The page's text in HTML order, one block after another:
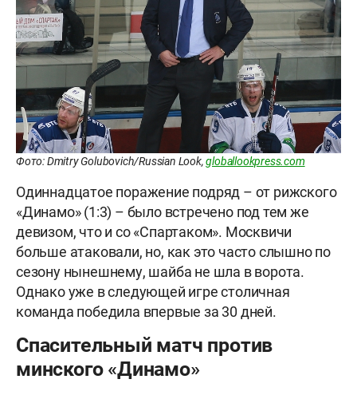
Фото: Dmitry Golubovich/Russian Look,globallookpress.com
Одиннадцатое поражение подряд – от рижского
«Динамо» (1:3) – было встречено под тем же
девизом, что и со «Спартаком». Москвичи
больше атаковали, но, как это часто слышно по
сезону нынешнему, шайба не шла в ворота.
Однако уже в следующей игре столичная
команда победила впервые за 30 дней.
Спасительный матч против
минского «Динамо»